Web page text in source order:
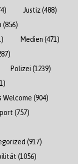
Justiz(488)
(856)
Medien (471)
Polizei (1239)
Welcome (904)
(757)
(917)
(1056)